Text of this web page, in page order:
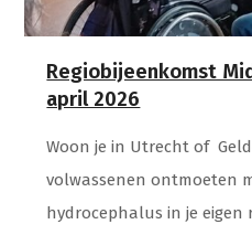
Regiobijeenkomst
april 2026
Woon je in Utrecht of
volwassenen ontmoeten
hydrocephalus in je eigen